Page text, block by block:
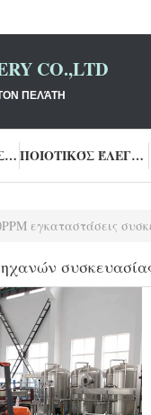
CO.,LTD
ΠΕΛΆΤΗ
ΓΎΡΟΣ ΕΡΓΟΣΤΑΣΊΩΝ ΠΟΙΟΤΙΚΌΣ ΈΛΕΓΧΟΣ
εγκαταστάσεις συσκευασίας